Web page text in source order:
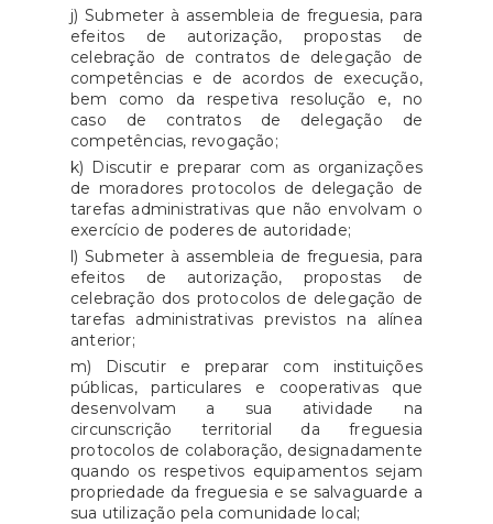
j) Submeter à assembleia de freguesia, para
efeitos de autorização, propostas de
celebração de contratos de delegação de
competências e de acordos de execução,
bem como da respetiva resolução e, no
caso de contratos de delegação de
competências, revogação;
k) Discutir e preparar com as organizações
de moradores protocolos de delegação de
tarefas administrativas que não envolvam o
exercício de poderes de autoridade;
l) Submeter à assembleia de freguesia, para
efeitos de autorização, propostas de
celebração dos protocolos de delegação de
tarefas administrativas previstos na alínea
anterior;
m) Discutir e preparar com instituições
públicas, particulares e cooperativas que
desenvolvam a sua atividade na
circunscrição territorial da freguesia
protocolos de colaboração, designadamente
quando os respetivos equipamentos sejam
propriedade da freguesia e se salvaguarde a
sua utilização pela comunidade local;